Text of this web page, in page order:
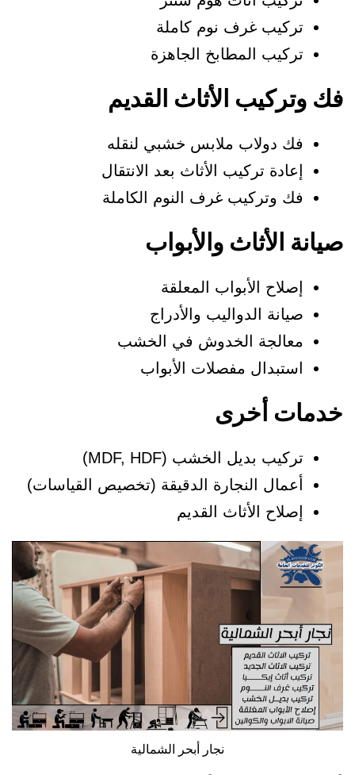
تركيب غرف نوم كاملة
تركيب المطابخ الجاهزة
وتركيب الأثاث القديم
فك دولاب ملابس خشبي لنقله
إعادة تركيب الأثاث بعد الانتقال
فك وتركيب غرف النوم الكاملة
الأثاث والأبواب
إصلاح الأبواب المعلقة
صيانة الدواليب والأدراج
معالجة الخدوش في الخشب
استبدال مفصلات الأبواب
أخرى
تركيب بديل الخشب (MDF, HDF)
أعمال النجارة الدقيقة (تخصيص القياسات)
إصلاح الأثاث القديم
نجار أبحر الشمالية